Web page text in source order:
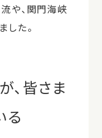
や、関門海峡
した。
、皆さま
る